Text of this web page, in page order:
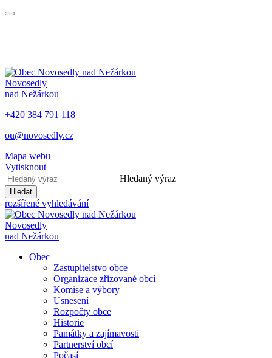
Novosedly
nad Nežárkou
+420 384 791 118
ou@novosedly.cz
Mapa webu
Vytisknout
Hledaný výraz
Hledat
rozšířené vyhledávání
Novosedly
nad Nežárkou
Obec
Zastupitelstvo obce
Organizace zřizované obcí
Komise a výbory
Usnesení
Rozpočty obce
Historie
Památky a zajímavosti
Partnerství obcí
Počasí